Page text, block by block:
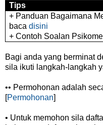
Tips
+ Panduan Bagaimana
bacadisini
+ Contoh Soalan
Bagi anda yang berminat
sila ikuti langkah-langkah
•• Permohonan adalah
[Permohonan]
• Untuk memohon sila